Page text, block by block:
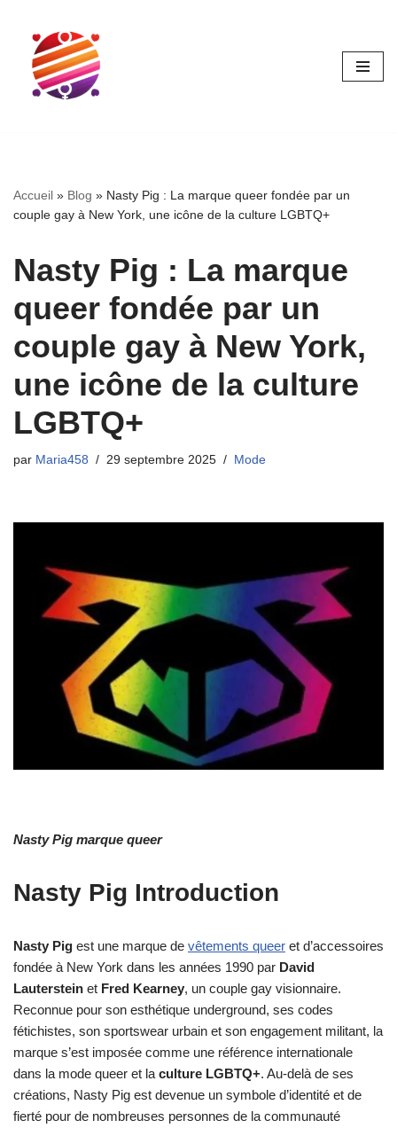
Aller
contenu
Accueil » Blog » Nasty Pig : La marque queer fondée par un
couple gay à New York, une icône de la culture LGBTQ+
Nasty Pig : La marque
queer fondée par un
couple gay à New York,
une icône de la culture
LGBTQ+
par Maria458 29 septembre 2025 Mode
Nasty Pig marque queer
Nasty Pig Introduction
Nasty Pig est une marque de vêtements queer et d’accessoires
fondée à New York dans les années 1990 par David
Lauterstein et Fred Kearney, un couple gay visionnaire.
Reconnue pour son esthétique underground, ses codes
fétichistes, son sportswear urbain et son engagement militant, la
marque s’est imposée comme une référence internationale
dans la mode queer et la culture LGBTQ+. Au-delà de ses
créations, Nasty Pig est devenue un symbole d’identité et de
fierté pour de nombreuses personnes de la communauté